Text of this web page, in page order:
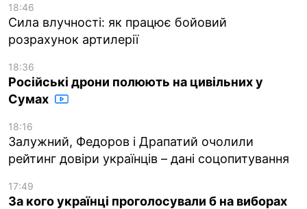
18:46
Сила влучності: як працює бойовий
розрахунок артилерії
18:36
Російські дрони полюють на цивільних у
Сумах
18:16
Залужний, Федоров і Драпатий очолили
рейтинг довіри українців – дані соцопитування
17:49
За кого українці проголосували б на виборах